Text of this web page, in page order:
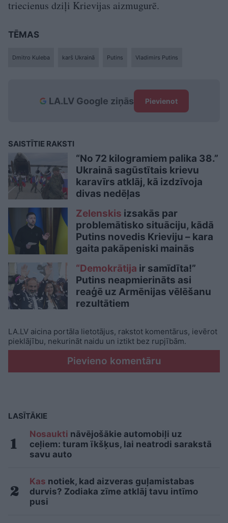
triecienus dziļi Krievijas aizmugurē.
TĒMAS
Dmitro Kuleba karš Ukrainā Putins Vladimirs Putins
LA.LV Google ziņās Pievienot
SAISTĪTIE RAKSTI
“No 72 kilogramiem palika 38.”
Ukrainā sagūstītais krievu
karavīrs atklāj, kā izdzīvoja
divas nedēļas
Zelenskis izsakās par
problemātisko situāciju, kādā
Putins novedis Krieviju – kara
gaita pakāpeniski mainās
“Demokrātija ir samīdīta!”
Putins neapmierināts asi
reaģē uz Armēnijas vēlēšanu
rezultātiem
LA.LV aicina portāla lietotājus, rakstot komentārus, ievērot
pieklājību, nekurināt naidu un iztikt bez rupjībām.
Pievieno komentāru
LASĪTĀKIE
Nosaukti nāvējošākie automobiļi uz
ceļiem: turam īkšķus, lai neatrodi sarakstā
savu auto
Kas notiek, kad aizveras guļamistabas
durvis? Zodiaka zīme atklāj tavu intīmo
pusi